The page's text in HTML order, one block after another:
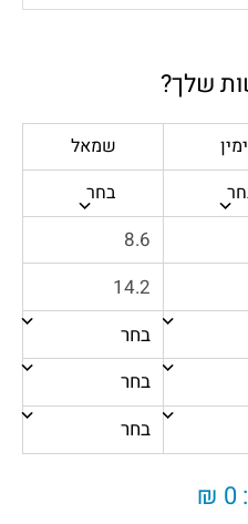
שלך?
ימין
שמאל
בחר
0 ₪